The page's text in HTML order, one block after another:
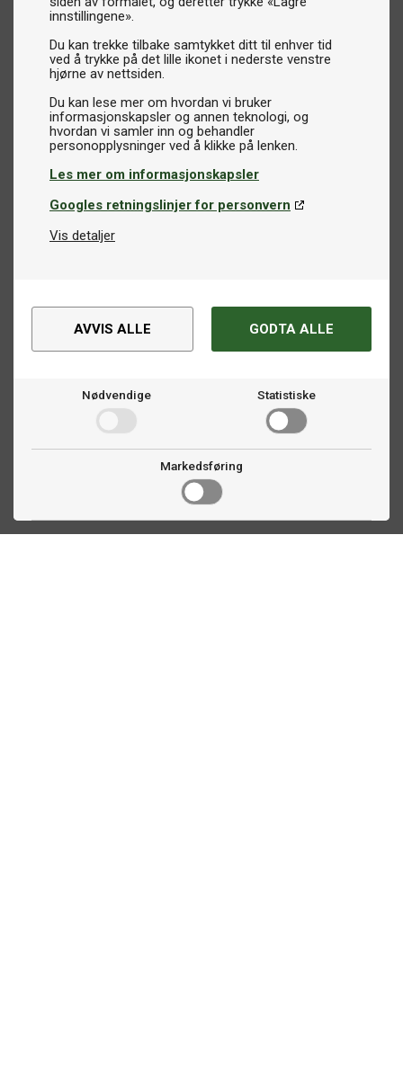
innstillingene».
Du kan trekke tilbake samtykket ditt til enhver tid
ved å trykke på det lille ikonet i nederste venstre
hjørne av nettsiden.
Du kan lese mer om hvordan vi bruker
informasjonskapsler og annen teknologi, og
hvordan vi samler inn og behandler
Les mer om informasjonskapsler
Googles retningslinjer for personvern
Vis detaljer
AVVIS ALLE GODTA ALLE
Nødvendige Statistiske
Markedsføring